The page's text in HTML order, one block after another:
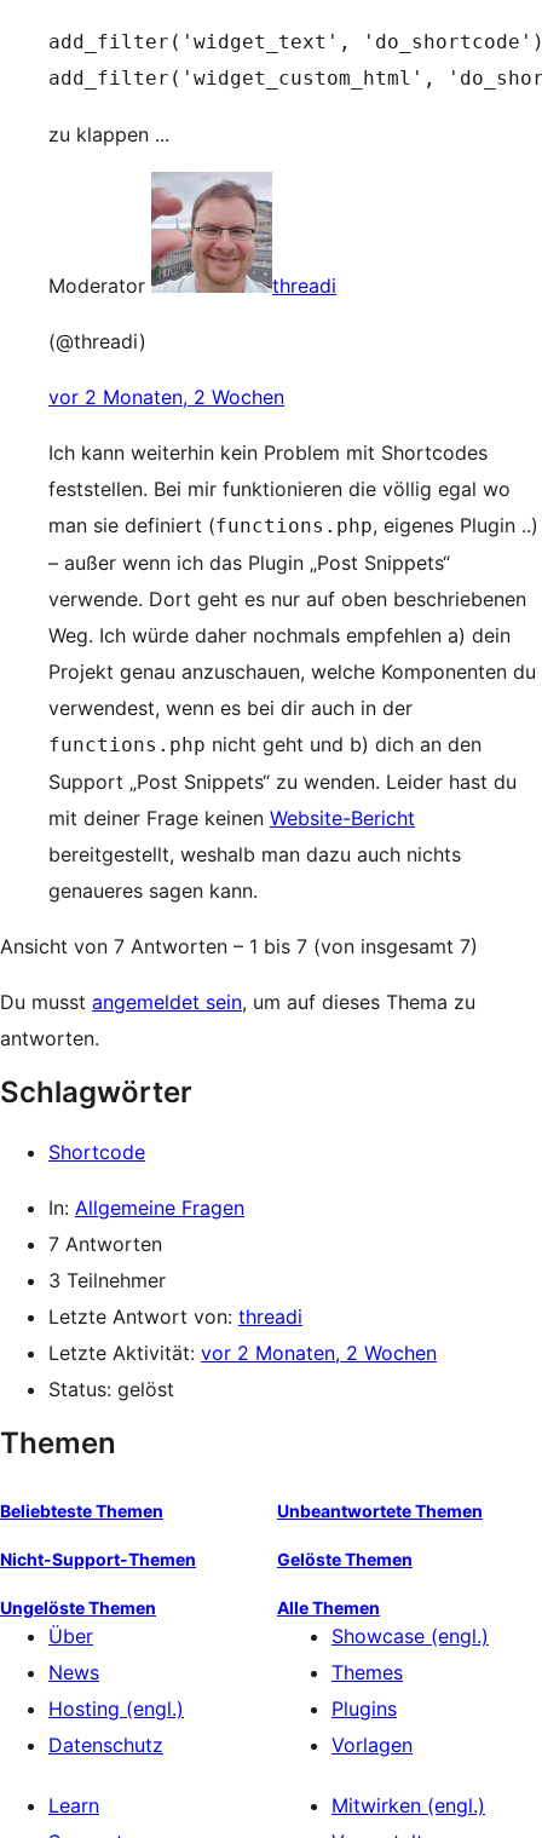
add_filter('widget_text',
add_filter('widget_custom_html',
zu klappen ...
Moderator threadi
(@threadi)
vor 2 Monaten, 2 Wochen
Ich kann weiterhin kein Problem mit Shortcodes
feststellen. Bei mir funktionieren die völlig egal wo
man sie definiert (functions.php, eigenes Plugin ..)
– außer wenn ich das Plugin „Post Snippets“
verwende. Dort geht es nur auf oben beschriebenen
Weg. Ich würde daher nochmals empfehlen a) dein
Projekt genau anzuschauen, welche Komponenten du
verwendest, wenn es bei dir auch in der
functions.php nicht geht und b) dich an den
Support „Post Snippets“ zu wenden. Leider hast du
mit deiner Frage keinen Website-Bericht
bereitgestellt, weshalb man dazu auch nichts
genaueres sagen kann.
Ansicht von 7 Antworten – 1 bis 7 (von insgesamt 7)
Du musst angemeldet sein, um auf dieses Thema zu
antworten.
Schlagwörter
Shortcode
In: Allgemeine Fragen
7 Antworten
3 Teilnehmer
Letzte Antwort von: threadi
Letzte Aktivität: vor 2 Monaten, 2 Wochen
Status: gelöst
Themen
Beliebteste Themen Unbeantwortete Themen
Nicht-Support-Themen Gelöste Themen
Ungelöste Themen Alle Themen
Über
News
Hosting (engl.)
Datenschutz
Showcase (engl.)
Themes
Plugins
Vorlagen
Learn
Mitwirken (engl.)